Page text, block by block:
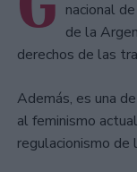
nacional
de la
derechos de las
Además, es una
al feminismo
regulacionismo de